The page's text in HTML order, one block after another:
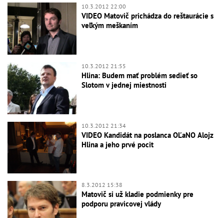
10.3.2012 22:00
VIDEO Matovič prichádza do reštaurácie s
veľkým meškaním
10.3.2012 21:55
Hlina: Budem mať problém sedieť so
Slotom v jednej miestnosti
10.3.2012 21:34
VIDEO Kandidát na poslanca OĽaNO Alojz
Hlina a jeho prvé pocit
8.3.2012 15:38
Matovič si už kladie podmienky pre
podporu pravicovej vlády